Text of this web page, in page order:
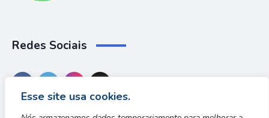
Esse site usa cookies.
Redes Sociais